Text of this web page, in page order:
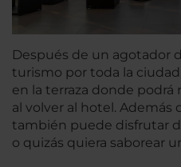
Después de un agotador
turismo por toda la
en la terraza donde
al volver al hotel. Además
también puede disfrutar
o quizás quiera saborear